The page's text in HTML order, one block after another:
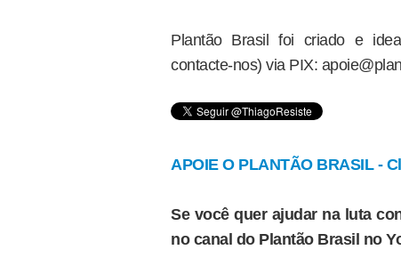
Plantão Brasil foi criado e
contacte-nos) via PIX:
APOIE O PLANTÃO BRASIL -
Se você quer ajudar na luta
no canal do Plantão Brasil no